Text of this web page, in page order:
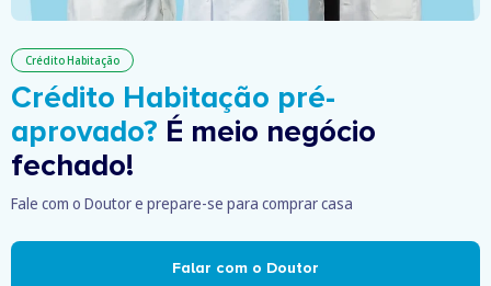
Crédito Habitação
Crédito Habitação pré-
aprovado? É meio negócio
fechado!
Fale com o Doutor e prepare-se para comprar casa
Falar com o Doutor